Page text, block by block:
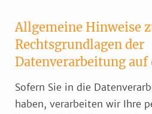
Allgemeine Hinweise
Rechtsgrundlagen der
Datenverarbeitung auf
Sofern Sie in die
haben, verarbeiten wir Ihre